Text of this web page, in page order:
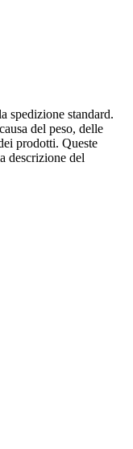
spedizione standard.
del peso, delle
prodotti. Queste
descrizione del